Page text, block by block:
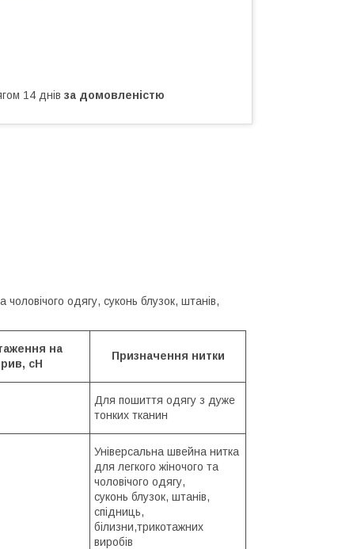
14 днів за домовленістю
одягу, суконь блузок, штанів,
на
сН
Призначення нитки
Для пошиття одягу з дуже
тонких тканин
Універсальна швейна нитка
для легкого жіночого та
чоловічого одягу,
суконь блузок, штанів,
спідниць,
білизни,трикотажних
виробів